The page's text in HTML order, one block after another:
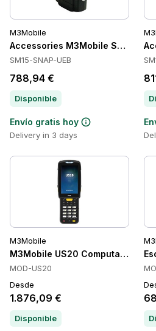
M3Mobile
Accessories M3Mobile SM15-
SM15-SNAP-UEB
788,94 €
Disponible
Envío gratis hoy
Delivery in 3 days
M3Mobile
M3Mobile US20 Computadoras
MOD-US20
Desde
1.876,09 €
Disponible